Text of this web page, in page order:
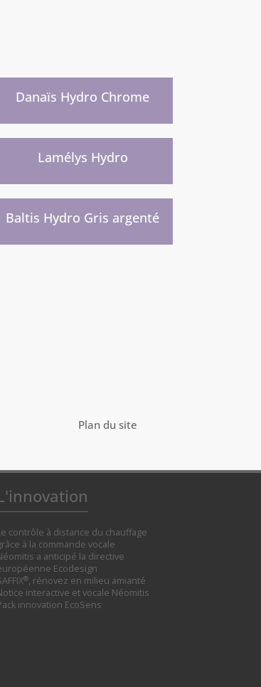
Danaïs Hydro Chrome
Lamélys Hydro
Baltis Hydro Gris argenté
Plan du site
contrôle à distance du chauffage
à la commande vocale
a anticipé la directive
Ecodesign
®, rénovez en milieu amianté
interactive et vocale Néomitis
innovation EcoSens